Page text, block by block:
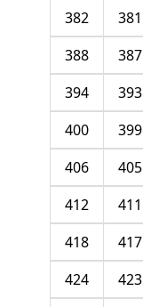
381
382
387
388
393
394
399
400
405
406
411
412
417
418
423
424